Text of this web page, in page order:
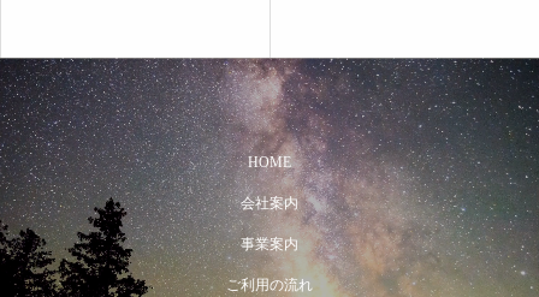
HOME
会社案内
事業案内
ご利用の流れ